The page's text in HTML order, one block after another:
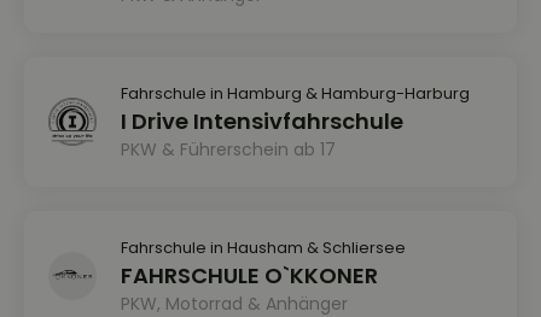
Fahrschule in Hamburg & Hamburg-Harburg
I Drive Intensivfahrschule
PKW & Führerschein ab 17
Fahrschule in Hausham & Schliersee
FAHRSCHULE O`KKONER
PKW, Motorrad & Anhänger